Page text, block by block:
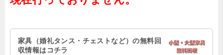
家具（婚礼タンス・チェストなど）の無料回
収情報はコチラ